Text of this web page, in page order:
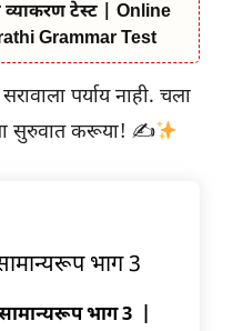
व्याकरण टेस्ट | Online
Grammar Test
पर्याय नाही. चला
सुरुवात करूया! ✍
भाग 3
भाग 3 |